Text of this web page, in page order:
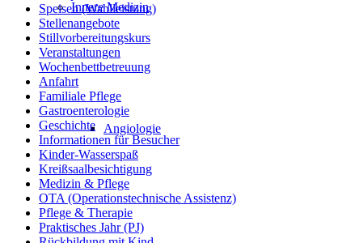
Innere Medizin
Angiologie
Speisen (Wahlleistung)
Stellenangebote
Stillvorbereitungskurs
Veranstaltungen
Wochenbettbetreuung
Anfahrt
Familiale Pflege
Gastroenterologie
Geschichte
Informationen für Besucher
Kinder-Wasserspaß
Kreißsaalbesichtigung
Medizin & Pflege
OTA (Operationstechnische Assistenz)
Pflege & Therapie
Praktisches Jahr (PJ)